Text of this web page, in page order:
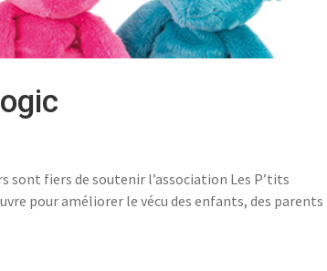
sont fiers de soutenir l’association Les P’tits
pour améliorer le vécu des enfants, des parents